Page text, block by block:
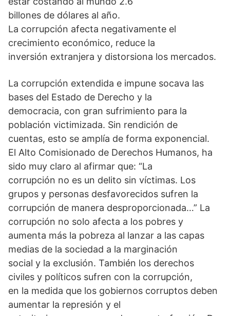
billones de dólares al año.
La corrupción afecta negativamente el
crecimiento económico, reduce la
inversión extranjera y distorsiona los mercados.
La corrupción extendida e impune socava las
bases del Estado de Derecho y la
democracia, con gran sufrimiento para la
población victimizada. Sin rendición de
cuentas, esto se amplía de forma exponencial.
El Alto Comisionado de Derechos Humanos, ha
sido muy claro al afirmar que: “La
corrupción no es un delito sin víctimas. Los
grupos y personas desfavorecidos sufren la
corrupción de manera desproporcionada…” La
corrupción no solo afecta a los pobres y
aumenta más la pobreza al lanzar a las capas
medias de la sociedad a la marginación
social y la exclusión. También los derechos
civiles y políticos sufren con la corrupción,
en la medida que los gobiernos corruptos deben
aumentar la represión y el